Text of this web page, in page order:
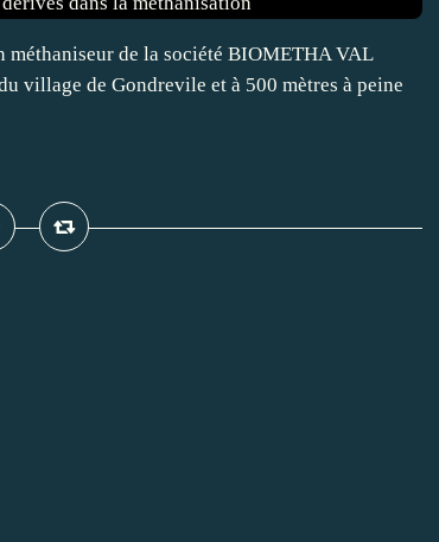
méthaniseur de la société BIOMETHA VAL
village de Gondrevile et à 500 mètres à peine